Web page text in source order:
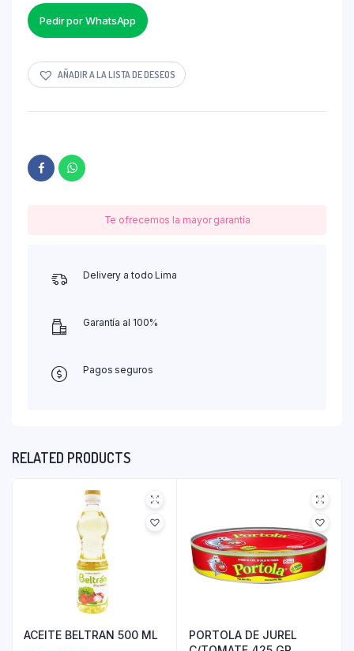
Pedir por WhatsApp
AÑADIR A LA LISTA DE DESEOS
Te ofrecemos la mayor garantía
Delivery a todo Lima
Garantía al 100%
Pagos seguros
RELATED PRODUCTS
ACEITE BELTRAN 500 ML
PORTOLA DE JUREL